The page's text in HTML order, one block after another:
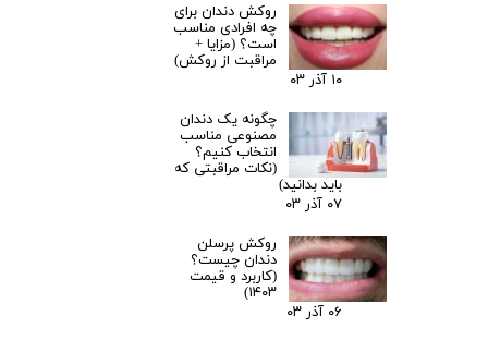
روکش دندان برای
چه افرادی مناسب
است؟‌ (مزایا +
مراقبت از روکش)
۱۰ آذر ۰۳
چگونه یک دندان
مصنوعی مناسب
انتخاب کنیم؟
(نکات مراقبتی که
باید بدانید)
۰۷ آذر ۰۳
روکش پرسلن
دندان چیست؟
(کاربرد و قیمت
۱۴۰۳)
۰۶ آذر ۰۳